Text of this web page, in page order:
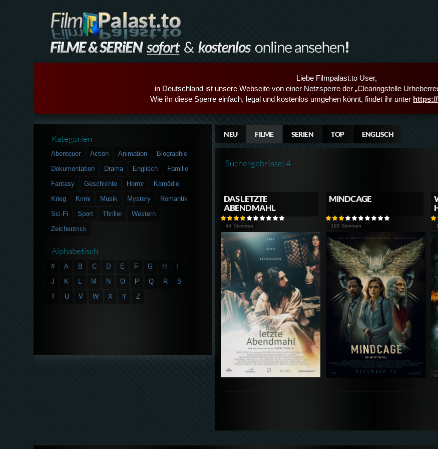
Liebe Filmpalast.to User,
in Deutschland ist unsere Webseite von einer Netzsperre der „Clearingstelle
Wie ihr diese Sperre einfach, legal und kostenlos umgehen könnt, findet ihr unter
NEU FILME SERIEN TOP ENGLISCH
Suchergebnisse: 4
DAS LETZTE
ABENDMAHL
44 Stimmen
MINDCAGE
165 Stimmen
Kategorien
Abenteuer Action Animation
Biographie
Dokumentation
Drama Englisch
Familie
Fantasy
Geschichte Horror
Komödie
Krieg
Krimi Musik Mystery
Romantik
Sci-Fi
Sport Thriller
Western
Zeichentrick
Alphabetisch
# A B C D E F G H
J
K L M N O P Q R
S
T
U V W X Y Z